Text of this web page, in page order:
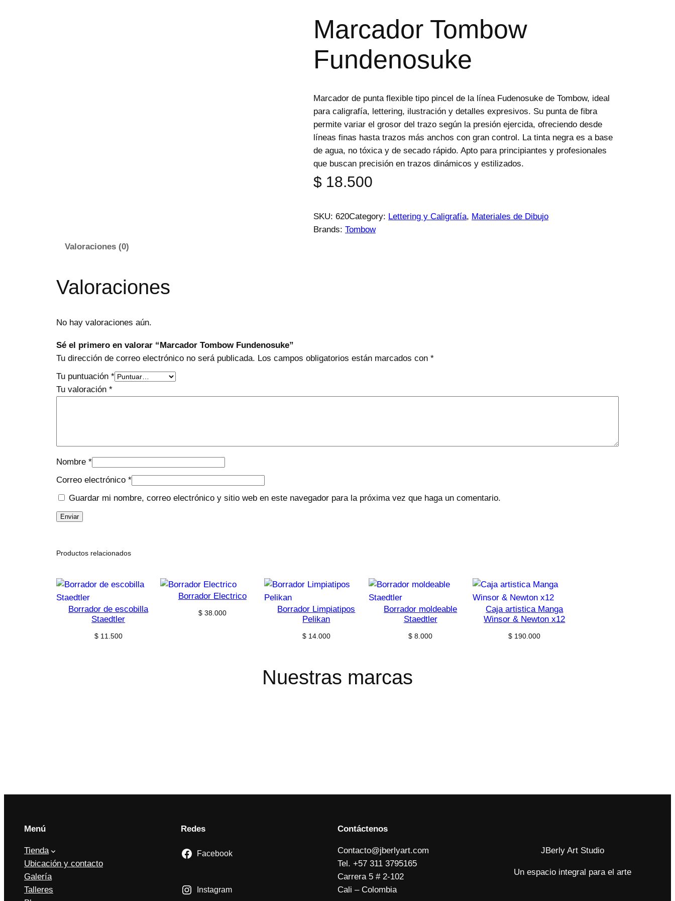
o
d
c
o
Marcador Tombow
Fundenosuke
Marcador de punta flexible tipo pincel de la línea Fudenosuke de Tombow, ideal
para caligrafía, lettering, ilustración y detalles expresivos. Su punta de fibra
permite variar el grosor del trazo según la presión ejercida, ofreciendo desde
líneas finas hasta trazos más anchos con gran control. La tinta negra es a base
de agua, no tóxica y de secado rápido. Apto para principiantes y profesionales
que buscan precisión en trazos dinámicos y estilizados.
$ 18.500
SKU: 620Category: Lettering y Caligrafía, Materiales de Dibujo
Brands: Tombow
Valoraciones (0)
Valoraciones
No hay valoraciones aún.
Sé el primero en valorar “Marcador Tombow Fundenosuke”
Tu dirección de correo electrónico no será publicada. Los campos obligatorios están marcados con *
Tu puntuación *
Tu valoración *
Nombre *
Correo electrónico *
Guardar mi nombre, correo electrónico y sitio web en este navegador para la próxima vez que haga un comentario.
Productos relacionados
Borrador de escobilla
Staedtler
$11.500
Borrador Electrico
$38.000
Borrador Limpiatipos
Pelikan
$14.000
Borrador moldeable
Staedtler
$ 8.000
Caja artistica Manga
Winsor & Newton x12
$ 190.000
Nuestras marcas
Menú
Tienda
Ubicación y contacto
Galería
Talleres
Redes
Facebook
Instagram
Contáctenos
Contacto@jberlyart.com
Tel. +57 311 3795165
Carrera 5 # 2-102
Cali – Colombia
JBerly Art Studio
Un espacio integral para el arte